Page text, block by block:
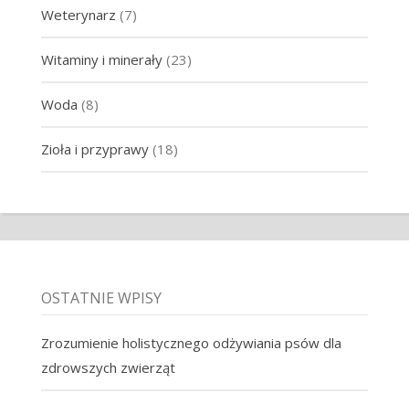
Weterynarz (7)
Witaminy i minerały(23)
Woda (8)
Zioła i przyprawy(18)
OSTATNIE WPISY
Zrozumienie holistycznego odżywiania psów dla
zdrowszych zwierząt